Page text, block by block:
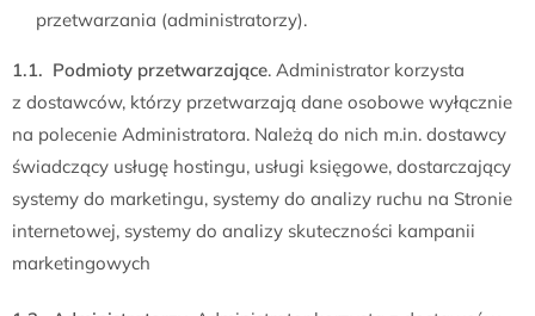
przetwarzania (administratorzy).
1.1. Podmioty przetwarzające. Administrator korzysta
z dostawców, którzy przetwarzają dane osobowe wyłącznie
na polecenie Administratora. Należą do nich m.in. dostawcy
świadczący usługę hostingu, usługi księgowe, dostarczający
systemy do marketingu, systemy do analizy ruchu na Stronie
internetowej, systemy do analizy skuteczności kampanii
marketingowych